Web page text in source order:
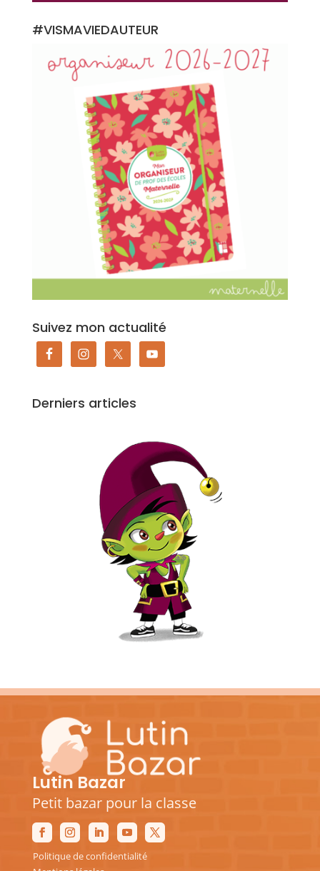
#VISMAVIEDAUTEUR
Suivez mon actualité
Derniers articles
Lutin Bazar
Petit bazar pour la classe
Politique de confidentialité